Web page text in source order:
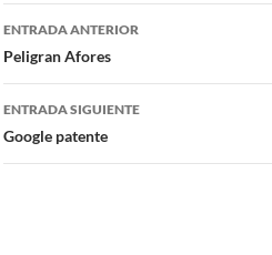
Navegación
de
entradas
ENTRADA ANTERIOR
Peligran Afores
ENTRADA SIGUIENTE
Google patente